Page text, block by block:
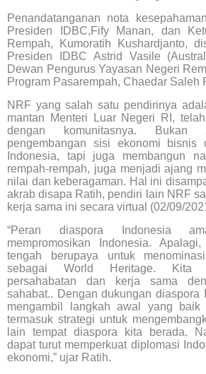
Penandatanganan nota
Presiden IDBC,Fify Manan, dan
Rempah, Kumoratih Kushardjanto,
Presiden IDBC Astrid Vasile
Dewan Pengurus Yayasan Negeri
Program Pasarempah, Chaedar Saleh
NRF yang salah satu pendirinya
mantan Menteri Luar Negeri RI,
dengan komunitasnya.
pengembangan sisi ekonomi bisnis
Indonesia, tapi juga membangun
rempah-rempah, juga menjadi ajang
nilai dan keberagaman. Hal ini
akrab disapa Ratih, pendiri lain NRF
kerja sama ini secara virtual (02/09/
“Peran diaspora Indonesia
mempromosikan Indonesia.
tengah berupaya untuk
sebagai World Heritage. Kita
persahabatan dan kerja sama
sahabat.. Dengan dukungan diaspora
mengambil langkah awal yang baik
termasuk strategi untuk
lain tempat diaspora kita berada.
dapat turut memperkuat diplomasi
ekonomi,” ujar Ratih.